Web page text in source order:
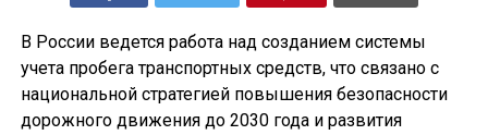
В России ведется работа над созданием системы
учета пробега транспортных средств, что связано с
национальной стратегией повышения безопасности
дорожного движения до 2030 года и развития